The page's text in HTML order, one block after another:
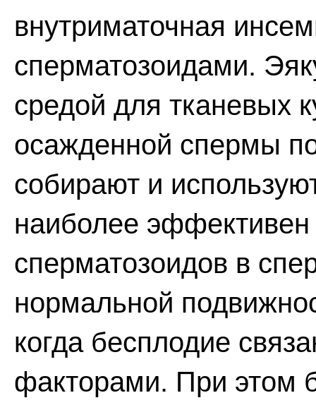
внутриматочная
сперматозоидами.
средой для тканевых
осажденной спермы
собирают и
наиболее эффективен
сперматозоидов в
нормальной
когда бесплодие
факторами. При этом